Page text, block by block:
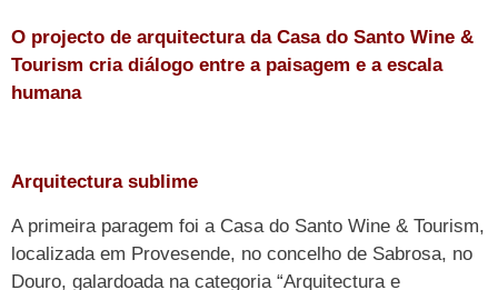
O projecto de arquitectura da Casa do Santo Wine &
Tourism cria diálogo entre a paisagem e a escala
humana
Arquitectura sublime
A primeira paragem foi a Casa do Santo Wine & Tourism,
localizada em Provesende, no concelho de Sabrosa, no
Douro, galardoada na categoria “Arquitectura e